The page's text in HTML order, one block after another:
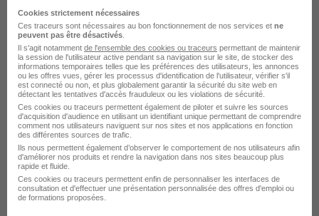
Cette offre n’est plus disponible depuis le 21/06/26
Carreleur Réf 288 Bis H/F
Hsf Services
Sausheim - 68 CDD Temps partiel
Cookies strictement nécessaires
Ces traceurs sont nécessaires au bon fonctionnement de nos services et ne
peuvent pas être désactivés
Il s'agit notamment de l'ensemble des cookies ou traceurs permettant de maintenir
la session de l'utilisateur active pendant sa navigation sur le site, de stocker des
informations temporaires telles que les préférences des utilisateurs, les annonces
ou les offres vues, gérer les processus d'identification de l'utilisateur, vérifier s'il
est connecté ou non, et plus globalement garantir la sécurité du site web en
détectant les tentatives d'accès frauduleux ou les violations de sécurité.
Ces cookies ou traceurs permettent également de piloter et suivre les sources
d'acquisition d'audience en utilisant un identifiant unique permettant de comprendre
comment nos utilisateurs naviguent sur nos sites et nos applications en fonction
des différentes sources de trafic.
Ils nous permettent également d’observer le comportement de nos utilisateurs afin
d'améliorer nos produits et rendre la navigation dans nos sites beaucoup plus
rapide et fluide.
Ces cookies ou traceurs permettent enfin de personnaliser les interfaces de
consultation et d'effectuer une présentation personnalisée des offres d'emploi ou
de formations proposées.